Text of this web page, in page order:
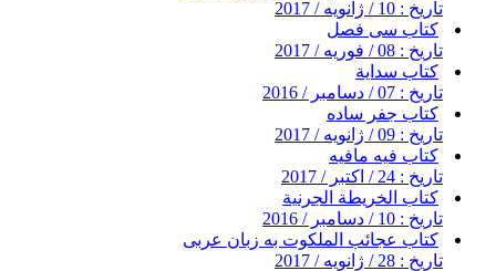
تاریخ : 10 / ژانویه / 2017
کتاب سی فصل
تاریخ : 08 / فوریه / 2017
کتاب سداية
تاریخ : 07 / دسامبر / 2016
کتاب جفر ساده
تاریخ : 09 / ژانویه / 2017
کتاب فیه مافیه
تاریخ : 24 / اکتبر / 2017
کتاب الخريطة الجرنية
تاریخ : 10 / دسامبر / 2016
کتاب عجائب الملکوت به زبان عربی
تاریخ : 28 / ژانویه / 2017